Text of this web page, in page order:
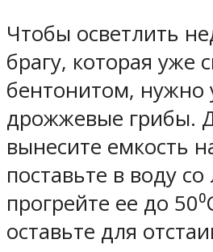
Чтобы осветлить
брагу, которая уже
бентонитом, нужно
дрожжевые грибы.
вынесите емкость
поставьте в воду
прогрейте ее до
оставьте для